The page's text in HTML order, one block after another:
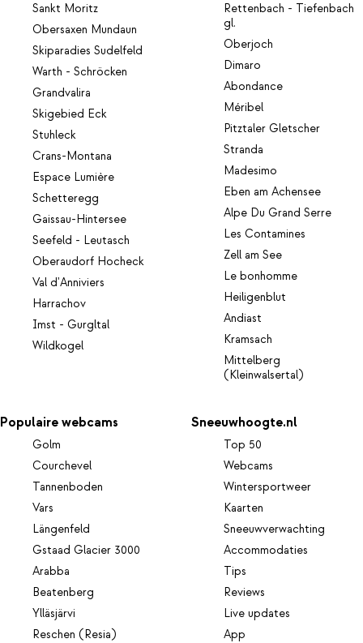
Sankt Moritz
Obersaxen Mundaun
Skiparadies Sudelfeld
Warth - Schröcken
Grandvalira
Skigebied Eck
Stuhleck
Crans-Montana
Espace Lumière
Schetteregg
Gaissau-Hintersee
Seefeld - Leutasch
Oberaudorf Hocheck
Val d'Anniviers
Harrachov
Imst - Gurgltal
Wildkogel
Rettenbach - Tiefenbach
gl.
Oberjoch
Dimaro
Abondance
Méribel
Pitztaler Gletscher
Stranda
Madesimo
Eben am Achensee
Alpe Du Grand Serre
Les Contamines
Zell am See
Le bonhomme
Heiligenblut
Andiast
Kramsach
Mittelberg
(Kleinwalsertal)
Populaire webcams
Golm
Courchevel
Tannenboden
Vars
Längenfeld
Gstaad Glacier 3000
Arabba
Beatenberg
Ylläsjärvi
Reschen (Resia)
Sneeuwhoogte.nl
Top 50
Webcams
Wintersportweer
Kaarten
Sneeuwverwachting
Accommodaties
Tips
Reviews
Live updates
App